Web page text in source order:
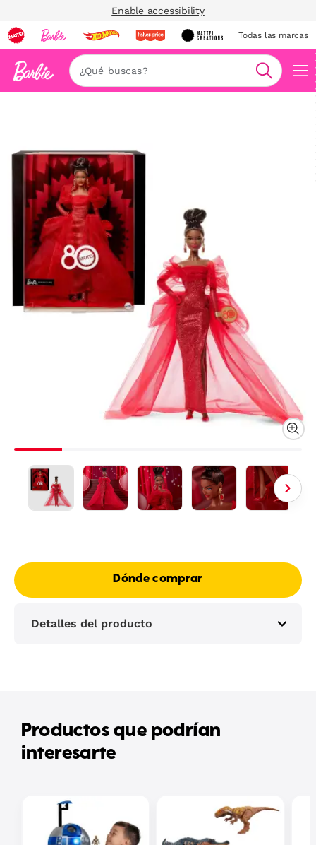
Enable accessibility
Todas las marcas
Buscar
Dónde comprar
Detalles del producto
Productos que podrían
interesarte